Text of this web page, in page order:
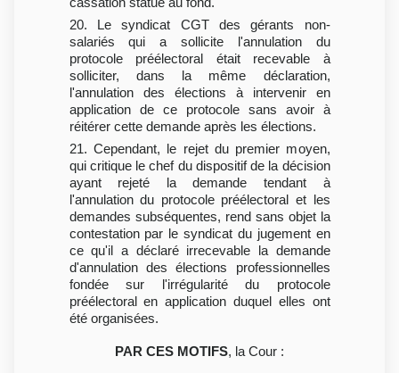
20. Le syndicat CGT des gérants non-
salariés qui a sollicite l'annulation du
protocole préélectoral était recevable à
solliciter, dans la même déclaration,
l'annulation des élections à intervenir en
application de ce protocole sans avoir à
réitérer cette demande après les élections.
21. Cependant, le rejet du premier moyen,
qui critique le chef du dispositif de la décision
ayant rejeté la demande tendant à
l'annulation du protocole préélectoral et les
demandes subséquentes, rend sans objet la
contestation par le syndicat du jugement en
ce qu'il a déclaré irrecevable la demande
d'annulation des élections professionnelles
fondée sur l'irrégularité du protocole
préélectoral en application duquel elles ont
été organisées.
PAR CES MOTIFS, la Cour :